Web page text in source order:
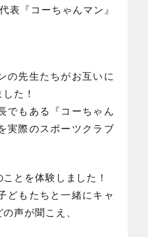
表『コーちゃんマン』
の先生たちがお互いに
た！
でもある『コーちゃん
実際のスポーツクラブ
とを体験しました！
どもたちと一緒にキャ
声が聞こえ、